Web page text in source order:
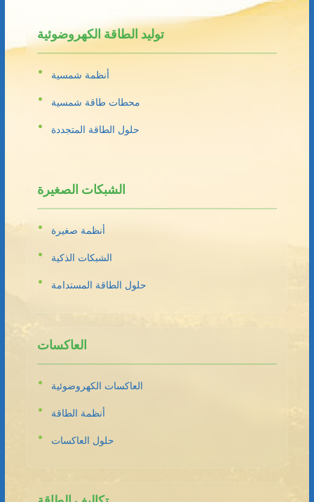
توليد الطاقة الكهروضوئية
أنظمة شمسية
محطات طاقة شمسية
حلول الطاقة المتجددة
الشبكات الصغيرة
أنظمة صغيرة
الشبكات الذكية
حلول الطاقة المستدامة
العاكسات
العاكسات الكهروضوئية
أنظمة الطاقة
حلول العاكسات